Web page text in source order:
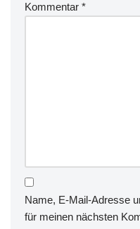
Kommentar *
Name, E-Mail-Adresse
für meinen nächsten